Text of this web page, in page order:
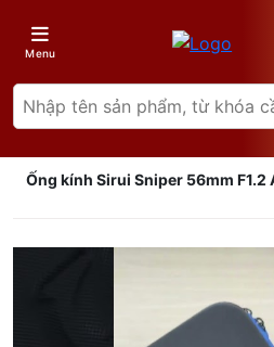
Menu
Ống kính Sirui Sniper 56mm